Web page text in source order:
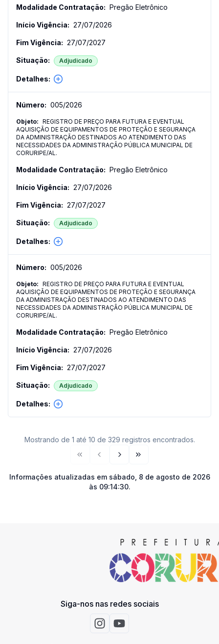
Pregão Eletrônico
27/07/2026
27/07/2027
Adjudicado
005/2026
REGISTRO DE PREÇO PARA FUTURA E EVENTUAL
AQUISIÇÃO DE EQUIPAMENTOS DE PROTEÇÃO E SEGURANÇA
DA ADMINISTRAÇÃO DESTINADOS AO ATENDIMENTO DAS
NECESSIDADES DA ADMINISTRAÇÃO PÚBLICA MUNICIPAL DE
CORURIPE/AL.
Pregão Eletrônico
27/07/2026
27/07/2027
Adjudicado
005/2026
REGISTRO DE PREÇO PARA FUTURA E EVENTUAL
AQUISIÇÃO DE EQUIPAMENTOS DE PROTEÇÃO E SEGURANÇA
DA ADMINISTRAÇÃO DESTINADOS AO ATENDIMENTO DAS
NECESSIDADES DA ADMINISTRAÇÃO PÚBLICA MUNICIPAL DE
CORURIPE/AL.
Pregão Eletrônico
27/07/2026
27/07/2027
Adjudicado
Mostrando de 1 até 10 de 329 registros encontrados.
Primeira página
Página anterior
Próxima página
Última página
Informações atualizadas em sábado, 8 de agosto de 2026
às 09:14:30.
Siga-nos nas redes sociais
Acessar Instagram
Acessar Youtube